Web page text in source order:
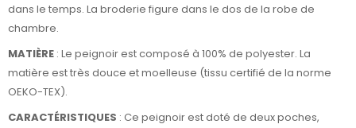
dans le temps. La broderie figure dans le dos de la robe de
chambre.
MATIÈRE : Le peignoir est composé à 100% de polyester. La
matière est très douce et moelleuse (tissu certifié de la norme
OEKO-TEX).
CARACTÉRISTIQUES : Ce peignoir est doté de deux poches,